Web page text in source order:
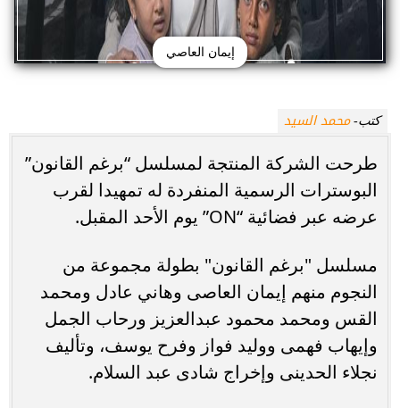
إيمان العاصي
كتب-محمد السيد
طرحت الشركة المنتجة لمسلسل “برغم القانون”
البوسترات الرسمية المنفردة له تمهيدا لقرب
عرضه عبر فضائية “ON” يوم الأحد المقبل.
مسلسل "برغم القانون" بطولة مجموعة من
النجوم منهم إيمان العاصى وهاني عادل ومحمد
القس ومحمد محمود عبدالعزيز ورحاب الجمل
وإيهاب فهمى ووليد فواز وفرح يوسف، وتأليف
نجلاء الحدينى وإخراج شادى عبد السلام.